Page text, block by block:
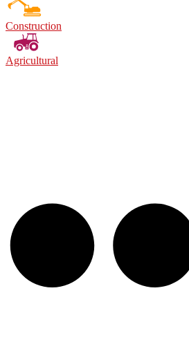
Construction
Agricultural